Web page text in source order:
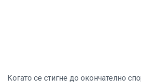
Когато се стигне до окончателно